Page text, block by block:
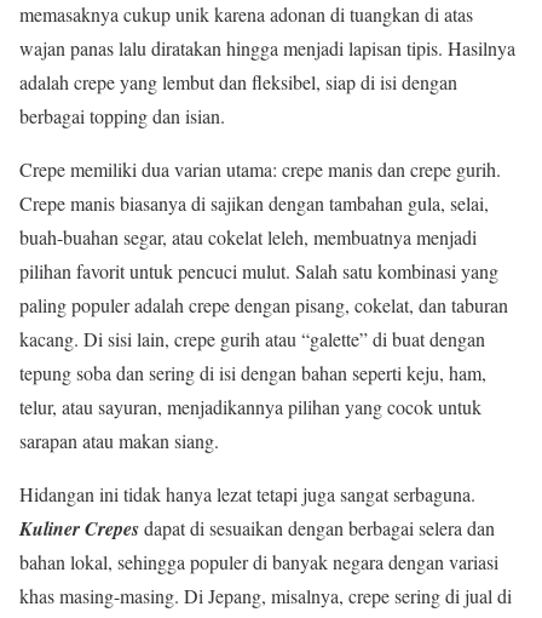
memasaknya cukup unik karena adonan di tuangkan di atas
wajan panas lalu diratakan hingga menjadi lapisan tipis. Hasilnya
adalah crepe yang lembut dan fleksibel, siap di isi dengan
berbagai topping dan isian.
Crepe memiliki dua varian utama: crepe manis dan crepe gurih.
Crepe manis biasanya di sajikan dengan tambahan gula, selai,
buah-buahan segar, atau cokelat leleh, membuatnya menjadi
pilihan favorit untuk pencuci mulut. Salah satu kombinasi yang
paling populer adalah crepe dengan pisang, cokelat, dan taburan
kacang. Di sisi lain, crepe gurih atau “galette” di buat dengan
tepung soba dan sering di isi dengan bahan seperti keju, ham,
telur, atau sayuran, menjadikannya pilihan yang cocok untuk
sarapan atau makan siang.
Hidangan ini tidak hanya lezat tetapi juga sangat serbaguna.
Kuliner Crepesdapat di sesuaikan dengan berbagai selera dan
bahan lokal, sehingga populer di banyak negara dengan variasi
khas masing-masing. Di Jepang, misalnya, crepe sering di jual di